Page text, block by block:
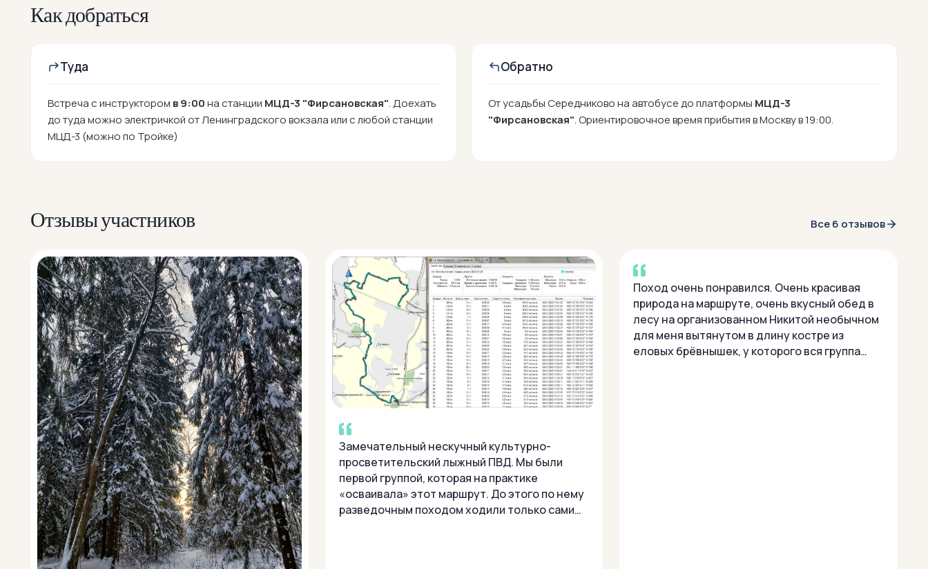
Как добраться
Туда
Встреча с инструктором в 9:00на станции МЦД-3 "Фирсановская". Доехать
до туда можно электричкой от Ленинградского вокзала или с любой станции
МЦД-3 (можно по Тройке)
Обратно
От усадьбы Середниково на автобусе до платформы МЦД-3
"Фирсановская". Ориентировочное время прибытия в Москву в 19:00.
Отзывы участников Все 6 отзывов
Замечательный нескучный культурно-
просветительский лыжный ПВД. Мы были
первой группой, которая на практике
«осваивала» этот маршрут. До этого по нему
разведочным походом ходили только сами
Поход очень понравился. Очень красивая
природа на маршруте, очень вкусный обед в
лесу на организованном Никитой необычном
для меня вытянутом в длину костре из
еловых брёвнышек, у которого вся группа